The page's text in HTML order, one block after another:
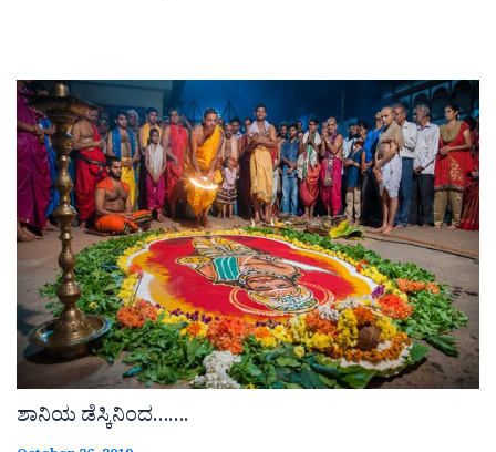
ಶಾನಿಯ ಡೆಸ್ಕಿನಿಂದ…….